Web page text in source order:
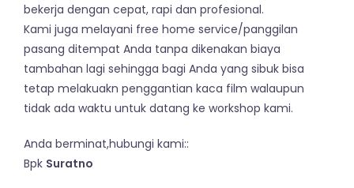
bekerja dengan cepat, rapi dan profesional.
Kami juga melayani free home service/panggilan
pasang ditempat Anda tanpa dikenakan biaya
tambahan lagi sehingga bagi Anda yang sibuk bisa
tetap melakuakn penggantian kaca film walaupun
tidak ada waktu untuk datang ke workshop kami.
Anda berminat,hubungi kami::
Bpk Suratno